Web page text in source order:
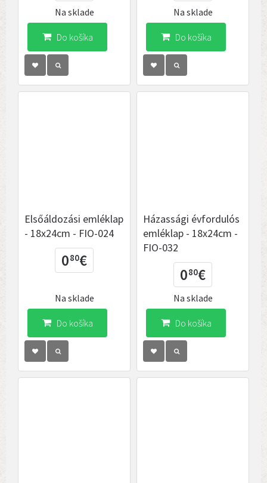
Do košíka
Na sklade
Do košíka
Na sklade
Elsőáldozási emléklap
- 18x24cm - FIO-024
080€
Do košíka
Na sklade
Házassági évfordulós
emléklap - 18x24cm -
FIO-032
080€
Do košíka
Na sklade